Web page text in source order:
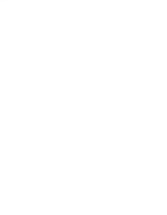
буквы или имена)